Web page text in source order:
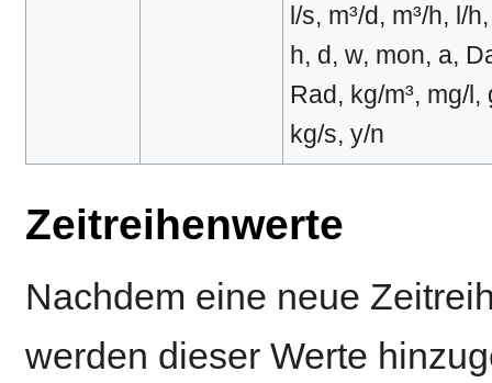
l/s, m³/d, m³/h, l/
h, d, w, mon, a,
Rad, kg/m³, mg/
kg/s, y/n
Zeitreihenwerte
Nachdem eine neue
werden dieser Werte